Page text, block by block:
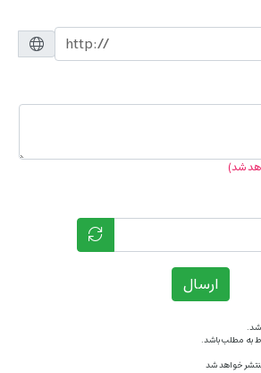
شد)
ارسال
شد.
به مطلب باشد.
خواهد شد